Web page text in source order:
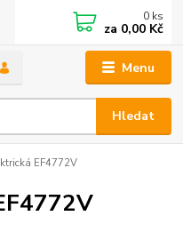
Menu
Hledat
0 ks
za 0,00 Kč
EF4772V